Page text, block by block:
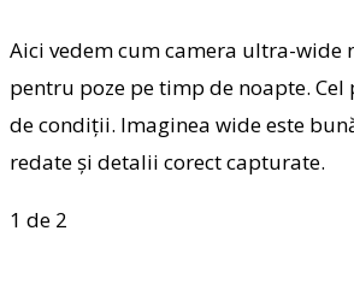
Aici vedem cum camera ultra-wide
pentru poze pe timp de noapte.
de condiții. Imaginea wide este
redate și detalii corect capturate.
1 de 2